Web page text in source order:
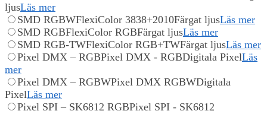
ljusLäs mer
SMD RGBWFlexiColor 3838+2010Färgat ljusLäs mer
SMD RGBFlexiColor RGBFärgat ljusLäs mer
SMD RGB-TWFlexiColor RGB+TWFärgat ljusLäs mer
Pixel DMX – RGBPixel DMX - RGBDigitala PixelLäs
mer
Pixel DMX – RGBWPixel DMX RGBWDigitala
PixelLäs mer
Pixel SPI – SK6812 RGBPixel SPI - SK6812